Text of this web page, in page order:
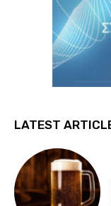
LATEST